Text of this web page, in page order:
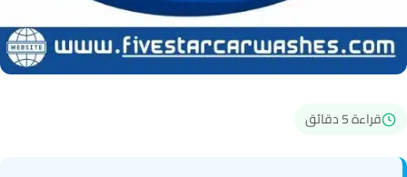
قراءة 5 دقائق